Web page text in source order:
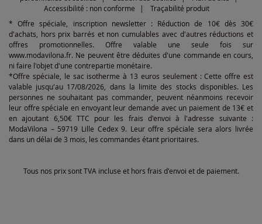
Accessibilité : non conforme
Traçabilité produit
* Offre spéciale, inscription newsletter : Réduction de 10€ dès 30€
d'achats, hors prix barrés et non cumulables avec d'autres réductions et
offres promotionnelles. Offre valable une seule fois sur
www.modavilona.fr. Ne peuvent être déduites d'une commande en cours,
ni faire l'objet d'une contrepartie monétaire.
*Offre spéciale, le sac isotherme à 13 euros seulement : Cette offre est
valable jusqu'au 17/08/2026, dans la limite des stocks disponibles. Les
personnes ne souhaitant pas commander, peuvent néanmoins recevoir
leur offre spéciale en envoyant leur demande avec un paiement de 13€ et
en ajoutant 6,50€ TTC pour les frais d'envoi à l'adresse suivante :
ModaVilona – 59719 Lille Cedex 9. Leur offre spéciale sera alors livrée
dans un délai de 3 mois, les commandes étant prioritaires.
Tous nos prix sont TVA incluse et hors frais d'envoi et de paiement.